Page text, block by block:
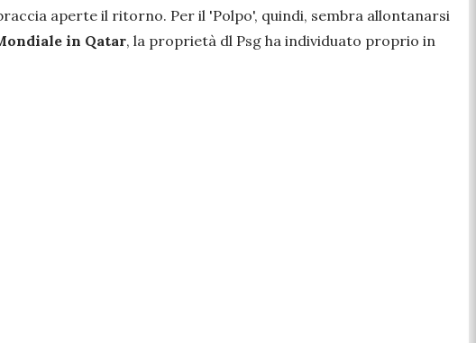
aperte il ritorno. Per il 'Polpo', quindi, sembra allontanarsi
in Qatar, la proprietà dl Psg ha individuato proprio in